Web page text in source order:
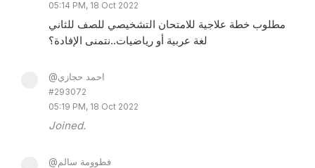
05:14 PM, 18 Oct 2022
مطلوب خطة علاجية للامتحان التشخيصي للصف للثاني
لغة عربية أو رياضيات..نتمنى الإفادة؟
@احمد حجازي
#293072
05:19 PM, 18 Oct 2022
Joined.
@فطوومة سالم